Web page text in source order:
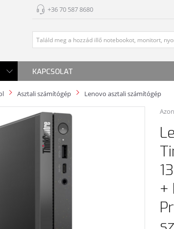
+36 70 587 8680
KAPCSOLAT
Asztali számítógép Lenovo asztali számítógép
+